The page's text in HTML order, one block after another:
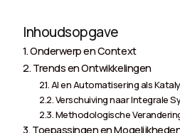
Inhoudsopgave
Onderwerp en Context
Trends en Ontwikkelingen
AI en Automatisering als
Verschuiving naar Integrale
Methodologische
Toepassingen en